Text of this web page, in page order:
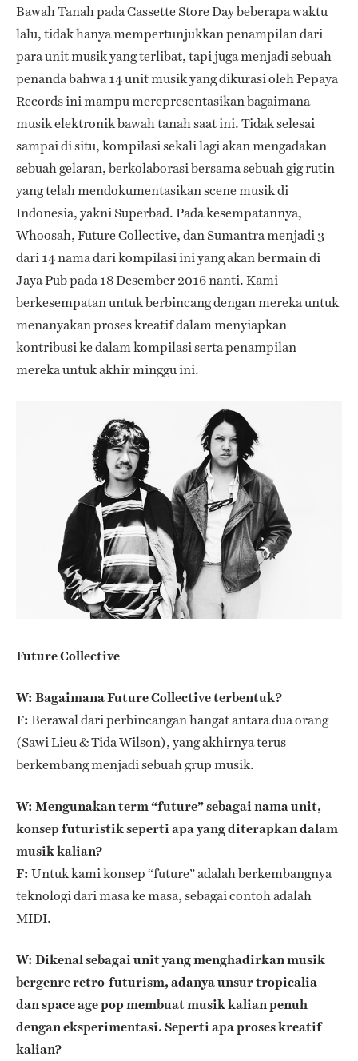
Bawah Tanah pada Cassette Store Day beberapa waktu
lalu, tidak hanya mempertunjukkan penampilan dari
para unit musik yang terlibat, tapi juga menjadi sebuah
penanda bahwa 14 unit musik yang dikurasi oleh Pepaya
Records ini mampu merepresentasikan bagaimana
musik elektronik bawah tanah saat ini. Tidak selesai
sampai di situ, kompilasi sekali lagi akan mengadakan
sebuah gelaran, berkolaborasi bersama sebuah gig rutin
yang telah mendokumentasikan scene musik di
Indonesia, yakni Superbad. Pada kesempatannya,
Whoosah, Future Collective, dan Sumantra menjadi 3
dari 14 nama dari kompilasi ini yang akan bermain di
Jaya Pub pada 18 Desember 2016 nanti. Kami
berkesempatan untuk berbincang dengan mereka untuk
menanyakan proses kreatif dalam menyiapkan
kontribusi ke dalam kompilasi serta penampilan
mereka untuk akhir minggu ini.
Future Collective
W: Bagaimana Future Collective terbentuk?
F: Berawal dari perbincangan hangat antara dua orang
(Sawi Lieu & Tida Wilson), yang akhirnya terus
berkembang menjadi sebuah grup musik.
W: Mengunakan term “future” sebagai nama unit,
konsep futuristik seperti apa yang diterapkan dalam
musik kalian?
F: Untuk kami konsep “future” adalah berkembangnya
teknologi dari masa ke masa, sebagai contoh adalah
MIDI.
W: Dikenal sebagai unit yang menghadirkan musik
bergenre retro-futurism, adanya unsur tropicalia
dan space age pop membuat musik kalian penuh
dengan eksperimentasi. Seperti apa proses kreatif
kalian?